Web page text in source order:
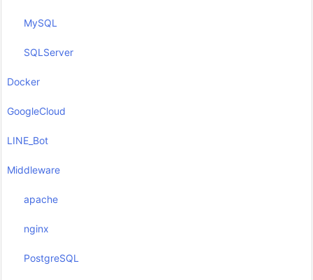
MySQL
SQLServer
Docker
GoogleCloud
LINE_Bot
Middleware
apache
nginx
PostgreSQL